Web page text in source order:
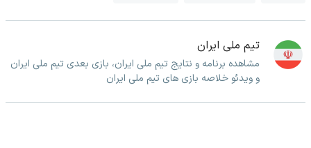
تیم ملی ایران
مشاهده برنامه و نتایج تیم ملی ایران، بازی بعدی تیم ملی ایران
و ویدئو خلاصه بازی های تیم ملی ایران